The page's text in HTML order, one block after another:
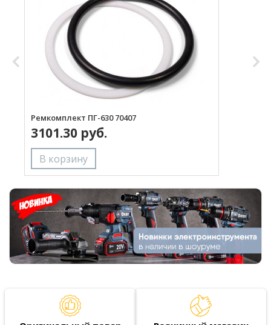
Ремкомплект ПГ-630 70407
3101.30 руб.